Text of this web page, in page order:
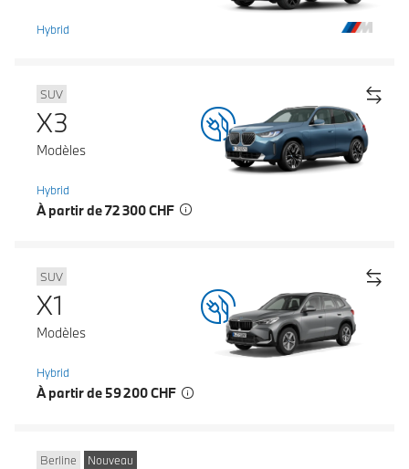
Hybrid
SUV
X3
Modèles
Hybrid
À partir de 72 300 CHF
SUV
X1
Modèles
Hybrid
À partir de 59 200 CHF
Berline Nouveau